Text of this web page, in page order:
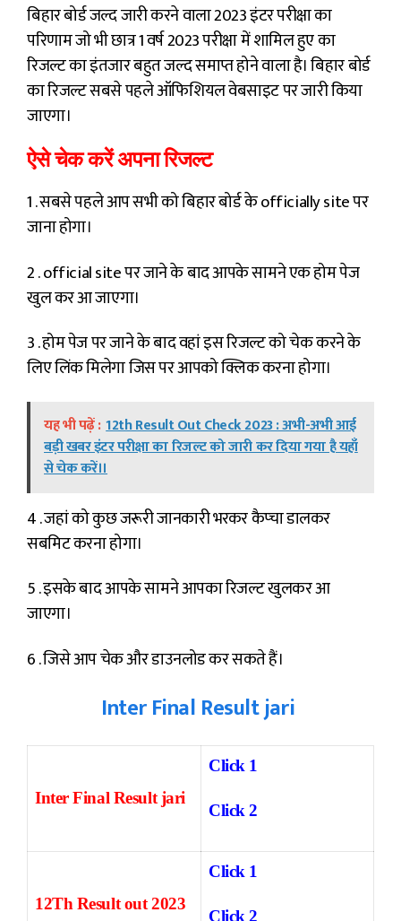
बिहार बोर्ड जल्द जारी करने वाला 2023 इंटर परीक्षा का
परिणाम जो भी छात्र 1 वर्ष 2023 परीक्षा में शामिल हुए का
रिजल्ट का इंतजार बहुत जल्द समाप्त होने वाला है। बिहार बोर्ड
का रिजल्ट सबसे पहले ऑफिशियल वेबसाइट पर जारी किया
जाएगा।
ऐसे चेक करें अपना रिजल्ट
1 . सबसे पहले आप सभी को बिहार बोर्ड के officially site पर
जाना होगा।
2 . official site पर जाने के बाद आपके सामने एक होम पेज
खुल कर आ जाएगा।
3 . होम पेज पर जाने के बाद वहां इस रिजल्ट को चेक करने के
लिए लिंक मिलेगा जिस पर आपको क्लिक करना होगा।
यह भी पढ़ें :12th Result Out Check 2023 : अभी-अभी आई
बड़ी खबर इंटर परीक्षा का रिजल्ट को जारी कर दिया गया है यहाँ
से चेक करें।।
4 . जहां को कुछ जरूरी जानकारी भरकर कैप्चा डालकर
सबमिट करना होगा।
5 . इसके बाद आपके सामने आपका रिजल्ट खुलकर आ
जाएगा।
6 . जिसे आप चेक और डाउनलोड कर सकते हैं।
Inter Final Result jari
Inter Final Result jari
Click 1
Click 2
12Th Result out 2023
Click 1
Click 2